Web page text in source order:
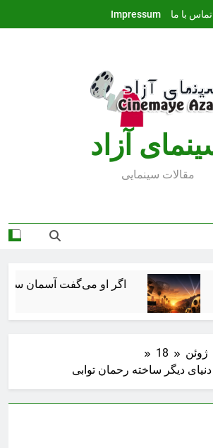
تماس با ما Impressum
آزاد
مقالات سينمايى
اگر او می‌گفت آسمان سبز
ژوئن
18
دیگر ساخته رحمان توابی